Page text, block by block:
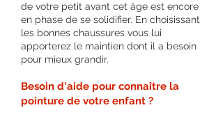
de votre petit avant cet âge est encore
en phase de se solidifier. En choisissant
les bonnes chaussures vous lui
apporterez le maintien dont il a besoin
pour mieux grandir.
Besoin d'aide pour connaître la
pointure de votre enfant ?